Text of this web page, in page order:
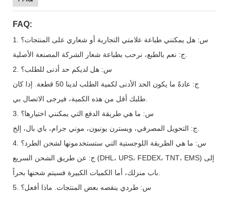
FAQ:
1. س: هل يمكنني طباعة علامتي التجارية أو شعاري على المنتجات؟
2. س: هل لديكم حد أدنى للطلب؟
ج: عادةً ما يكون الحد الأدنى لكمية الطلب لدينا 50 قطعة. إذا كان
3. س: ما هي طريقة الدفع التي يمكنني اختيارها؟
4. س: ما هي الطريقة اللوجستية التي ستستخدمونها لشحن الطرد؟
ج: عن طريق الشحن السريع (DHL، UPS، FEDEX، TNT، EMS) إلى
5. س: طردي ينقصه بعض المنتجات. ماذا أفعل؟